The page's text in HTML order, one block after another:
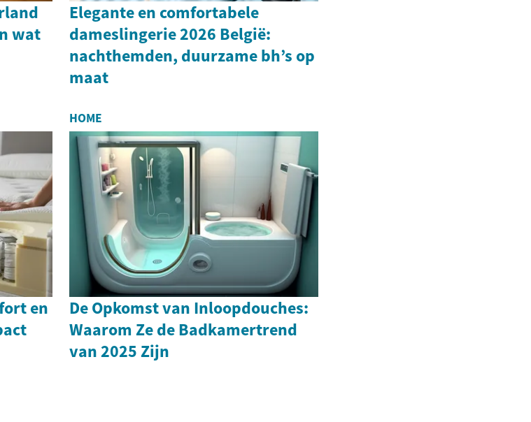
wat
Elegante en comfortabele
dameslingerie 2026 België:
nachthemden, duurzame bh’s op
maat
en
HOME
De Opkomst van Inloopdouches:
Waarom Ze de Badkamertrend
van 2025 Zijn